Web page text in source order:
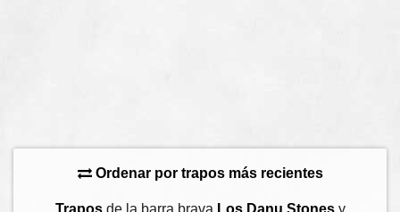
Ordenar por trapos más recientes
Traposde la barra brava Los Danu Stonesy